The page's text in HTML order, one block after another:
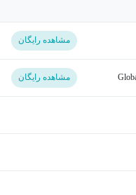
مشاهده رایگان
مشاهده رایگان